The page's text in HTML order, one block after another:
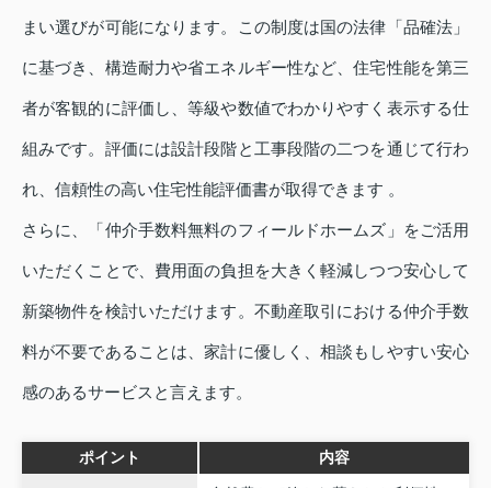
まい選びが可能になります。この制度は国の法律「品確法」
に基づき、構造耐力や省エネルギー性など、住宅性能を第三
者が客観的に評価し、等級や数値でわかりやすく表示する仕
組みです。評価には設計段階と工事段階の二つを通じて行わ
れ、信頼性の高い住宅性能評価書が取得できます 。
さらに、「仲介手数料無料のフィールドホームズ」をご活用
いただくことで、費用面の負担を大きく軽減しつつ安心して
新築物件を検討いただけます。不動産取引における仲介手数
料が不要であることは、家計に優しく、相談もしやすい安心
感のあるサービスと言えます。
ポイント 内容